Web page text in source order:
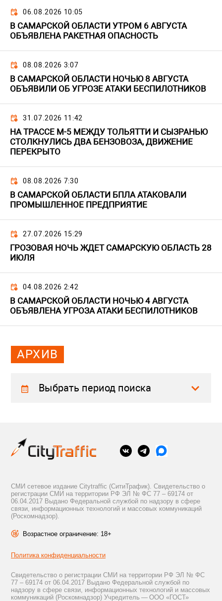
06.08.2026 10:05
В САМАРСКОЙ ОБЛАСТИ УТРОМ 6 АВГУСТА
ОБЪЯВЛЕНА РАКЕТНАЯ ОПАСНОСТЬ
08.08.2026 3:07
В САМАРСКОЙ ОБЛАСТИ НОЧЬЮ 8 АВГУСТА
ОБЪЯВИЛИ ОБ УГРОЗЕ АТАКИ БЕСПИЛОТНИКОВ
31.07.2026 11:42
НА ТРАССЕ М-5 МЕЖДУ ТОЛЬЯТТИ И СЫЗРАНЬЮ
СТОЛКНУЛИСЬ ДВА БЕНЗОВОЗА, ДВИЖЕНИЕ
ПЕРЕКРЫТО
08.08.2026 7:30
В САМАРСКОЙ ОБЛАСТИ БПЛА АТАКОВАЛИ
ПРОМЫШЛЕННОЕ ПРЕДПРИЯТИЕ
27.07.2026 15:29
ГРОЗОВАЯ НОЧЬ ЖДЕТ САМАРСКУЮ ОБЛАСТЬ 28
ИЮЛЯ
04.08.2026 2:42
В САМАРСКОЙ ОБЛАСТИ НОЧЬЮ 4 АВГУСТА
ОБЪЯВЛЕНА УГРОЗА АТАКИ БЕСПИЛОТНИКОВ
АРХИВ
Выбрать период поиска
СМИ сетевое издание Citytraffic (СитиТрафик). Свидетельство о
регистрации СМИ на территории РФ ЭЛ № ФС 77 – 69174 от
06.04.2017 Выдано Федеральной службой по надзору в сфере
связи, информационных технологий и массовых коммуникаций
(Роскомнадзор).
Возрастное ограничение: 18+
Политика конфиденциальности
Свидетельство о регистрации СМИ на территории РФ ЭЛ № ФС
77 – 69174 от 06.04.2017 Выдано Федеральной службой по
надзору в сфере связи, информационных технологий и массовых
коммуникаций (Роскомнадзор) Учредитель — ООО «ГОСТ»